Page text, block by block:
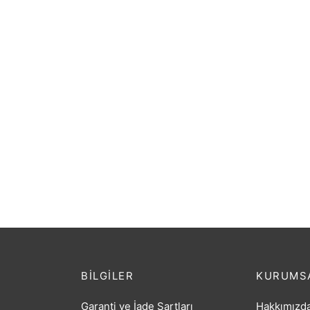
BILGILER
Garanti ve İade Şartları